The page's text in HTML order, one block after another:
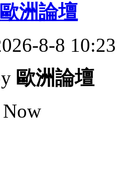
歐洲論壇
8-8 10:23
歐洲論壇